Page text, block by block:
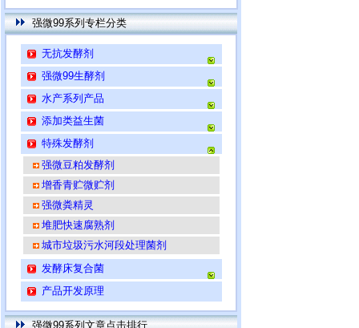
全部评论，请点击网友评论框右上角的“更多”
强微99系列专栏分类
无抗发酵剂
强微99生酵剂
水产系列产品
添加类益生菌
特殊发酵剂
强微豆粕发酵剂
增香青贮微贮剂
强微粪精灵
堆肥快速腐熟剂
城市垃圾污水河段处理菌剂
发酵床复合菌
产品开发原理
强微99系列文章点击排行